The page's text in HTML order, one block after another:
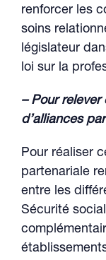
renforcer les
soins
législateur
loi sur la
– Pour
d’alliances
Pour réaliser
partenariale
entre les
Sécurité